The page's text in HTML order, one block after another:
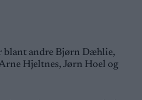
blant andre Bjørn Dæhlie,
Hjeltnes, Jørn Hoel og